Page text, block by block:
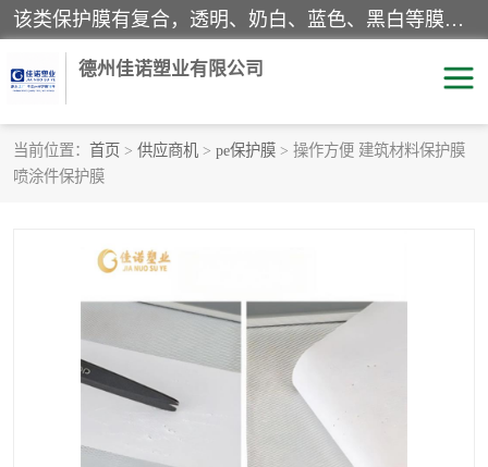
该类保护膜有复合，透明、奶白、蓝色、黑白等膜型。特高粘，高粘，中高粘，中粘，中低粘，低粘等。对于不同的粘力要求有相应的产品相适配。无胶渍残留污染。在较宽的收卷幅度下平整无皱纹，收卷长度大，利于机械化及自动化施工粘贴。为您的产品提供的表面保护解决方案。 产品广泛适用于：铝材、不锈钢、金属、塑料、电子、家电、家具、玻璃、化工材料、装饰材料等。
德州佳诺塑业有限公司
当前位置： 首页 > 供应商机 > pe保护膜 > 操作方便 建筑材料保护膜
喷涂件保护膜
pe保护膜
透明保护膜
黑白保护膜 乳白保护膜
明蓝保护膜 纯黑保护膜
印字保护膜 彩钢板保护膜